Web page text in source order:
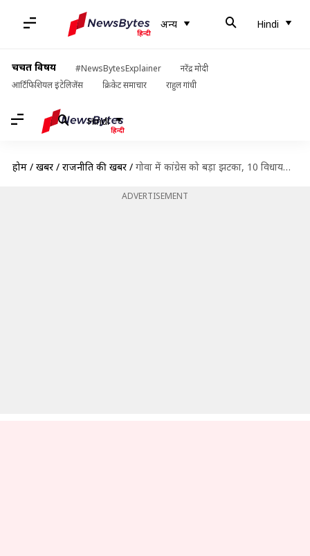
अन्य Hindi
चर्चित विषय #NewsBytesExplainer
नरेंद्र मोदी
आर्टिफिशियल इंटेलिजेंस
क्रिकेट समाचार राहुल गांधी
Hindi
होम / खबरें / राजनीति की खबरें / गोवा में कांग्रेस को बड़ा झटका, 10 विधायकों ने थामा भाजपा का दामन
ADVERTISEMENT